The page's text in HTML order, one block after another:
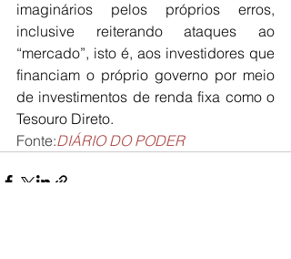
imaginários pelos próprios erros,
inclusive reiterando ataques ao
“mercado”, isto é, aos investidores que
financiam o próprio governo por meio
de investimentos de renda fixa como o
Tesouro Direto.
Fonte:DIÁRIO DO PODER